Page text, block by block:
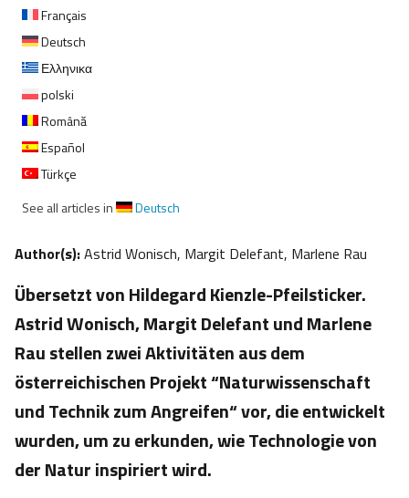
Français
Deutsch
Ελληνικα
polski
Română
Español
Türkçe
See all articles in
Deutsch
Author(s):Astrid Wonisch, Margit Delefant, Marlene Rau
Übersetzt von Hildegard Kienzle-Pfeilsticker.
Astrid Wonisch, Margit Delefant und Marlene
Rau stellen zwei Aktivitäten aus dem
österreichischen Projekt “Naturwissenschaft
und Technik zum Angreifen“ vor, die entwickelt
wurden, um zu erkunden, wie Technologie von
der Natur inspiriert wird.